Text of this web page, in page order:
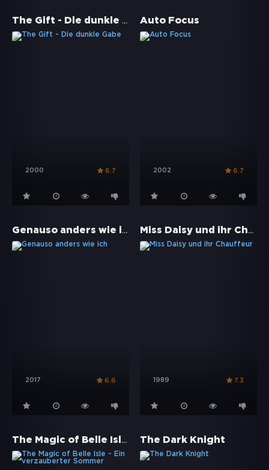
The Gift - Die dunkle Gabe
2000 6.7
Auto Focus
2002 6.7
Genauso anders wie ich
2017 6.6
Miss Daisy und ihr Chauffeur
1989 7.3
The Magic of Belle Isle - Ein verzauberter Sommer The Dark Knight